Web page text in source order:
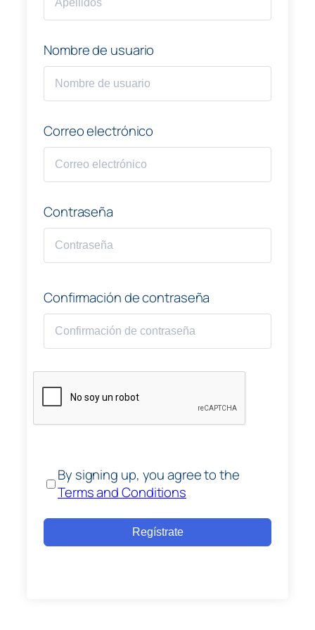
Nombre de usuario
Correo electrónico
Contraseña
Confirmación de contraseña
By signing up, you agree to the
Terms and Conditions
Regístrate